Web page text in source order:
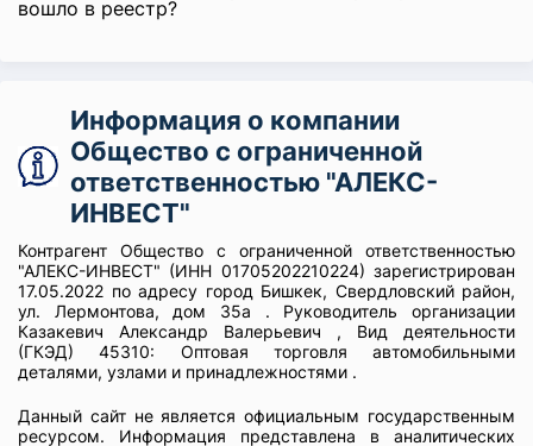
вошло в реестр?
Информация о компании
Общество с ограниченной
ответственностью "АЛЕКС-
ИНВЕСТ"
Контрагент Общество с ограниченной ответственностью
"АЛЕКС-ИНВЕСТ" (ИНН 01705202210224) зарегистрирован
17.05.2022 по адресу город Бишкек, Свердловский район,
ул. Лермонтова, дом 35а . Руководитель организации
Казакевич Александр Валерьевич , Вид деятельности
(ГКЭД) 45310: Оптовая торговля автомобильными
деталями, узлами и принадлежностями .
Данный сайт не является официальным государственным
ресурсом. Информация представлена в аналитических